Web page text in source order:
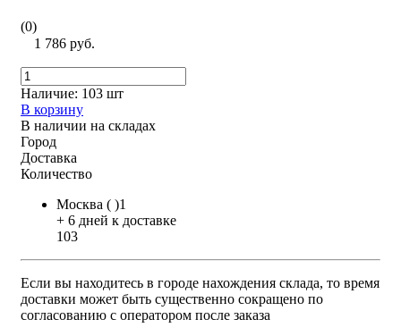
(0)
1 786 руб.
Наличие: 103 шт
В корзину
В наличии на складах
Город
Доставка
Количество
Москва ( )1
+ 6 дней к доставке
103
Если вы находитесь в городе нахождения склада, то время
доставки может быть существенно сокращено по
согласованию с оператором после заказа